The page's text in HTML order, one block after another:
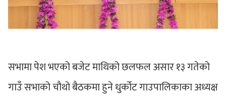
सभामा पेश भएको बजेट माथिको छलफल असार १३ गतेको
गाउँ सभाको चौथो बैठकमा हुने धुर्कोट गाउपालिकाका अध्यक्ष